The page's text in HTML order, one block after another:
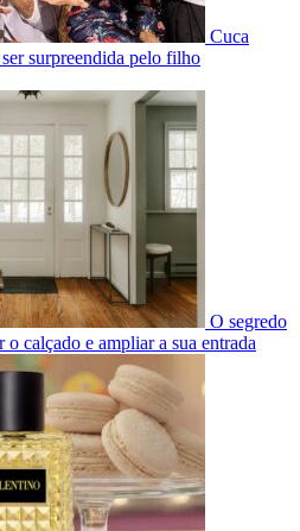
Cuca
surpreendida pelo filho
O segredo
o calçado e ampliar a sua entrada